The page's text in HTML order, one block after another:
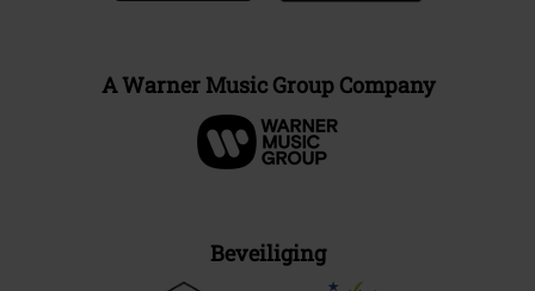
A Warner Music Group Company
Beveiliging